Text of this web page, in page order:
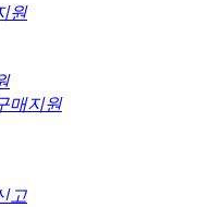
원
매지원
고